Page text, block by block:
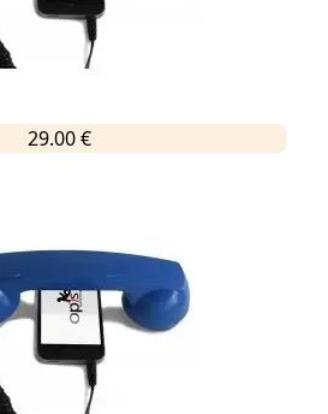
29.00 €